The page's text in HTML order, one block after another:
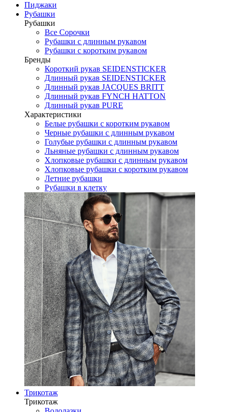
Пиджаки
Рубашки
Рубашки
Все Сорочки
Рубашки с длинным рукавом
Рубашки с коротким рукавом
Бренды
Короткий рукав SEIDENSTICKER
Длинный рукав SEIDENSTICKER
Длинный рукав JAСQUES BRITT
Длинный рукав FYNCH HATTON
Длинный рукав PURE
Характеристики
Белые рубашки с коротким рукавом
Черные рубашки с длинным рукавом
Голубые рубашки с длинным рукавом
Льняные рубашки с длинным рукавом
Хлопковые рубашки с длинным рукавом
Хлопковые рубашки с коротким рукавом
Летние рубашки
Рубашки в клетку
Трикотаж
Трикотаж